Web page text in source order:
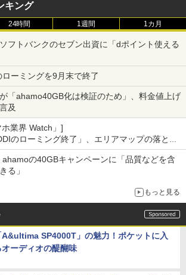
キング
24時間 1週間 1カ月
フトバンクのセブン出資に「dポイント使える
ーミングを9月末で終了
「ahamo40GB化は検証のため」、料金値上げ
及
業界 Watch」]
のローミング終了」、エリアマップの落とし
の課題
ahamoの40GBキャンペーンに「品質などを含
る」
もっと見る
A&ultima SP4000T」の魅力！ポケットに入
オーディオの醍醐味